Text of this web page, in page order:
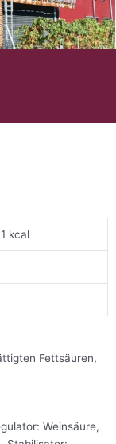
kcal
Fettsäuren,
Weinsäure,